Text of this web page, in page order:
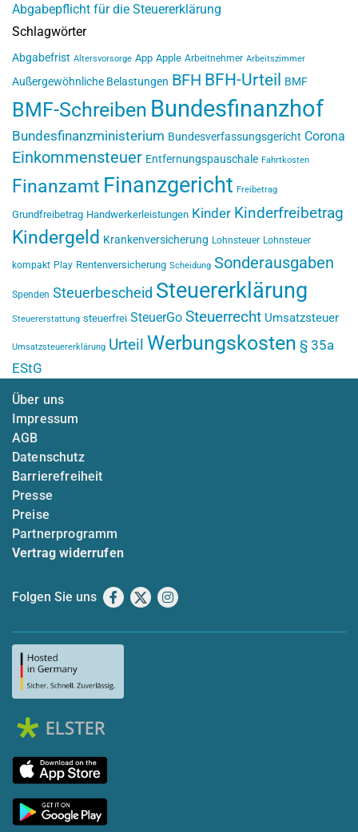
Abgabepflicht für die Steuererklärung
Schlagwörter
Abgabefrist Altersvorsorge App Apple Arbeitnehmer Arbeitszimmer
Außergewöhnliche Belastungen BFH BFH-Urteil BMF
BMF-Schreiben Bundesfinanzhof
Bundesfinanzministerium Bundesverfassungsgericht Corona
Einkommensteuer Entfernungspauschale Fahrtkosten
Finanzamt Finanzgericht Freibetrag
Grundfreibetrag Handwerkerleistungen Kinder Kinderfreibetrag
Kindergeld Krankenversicherung Lohnsteuer Lohnsteuer
kompakt Play Rentenversicherung Scheidung Sonderausgaben
Spenden Steuerbescheid Steuererklärung
Steuererstattung steuerfrei SteuerGo Steuerrecht Umsatzsteuer
Umsatzsteuererklärung Urteil Werbungskosten § 35a
EStG
Über uns
Impressum
AGB
Datenschutz
Barrierefreiheit
Presse
Preise
Partnerprogramm
Vertrag widerrufen
Folgen Sie uns Facebook
X Instagram